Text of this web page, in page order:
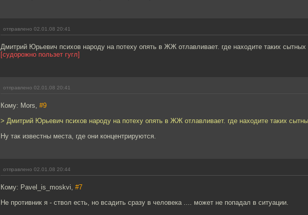
отправлено 02.01.08 20:41
Дмитрий Юрьевич психов народу на потеху опять в ЖЖ отлавливает. где находите таких сытных
[судорожно пользет гугл]
отправлено 02.01.08 20:41
Кому: Mors, #9
> Дмитрий Юрьевич психов народу на потеху опять в ЖЖ отлавливает. где находите таких
Ну так известны места, где они концентрируются.
отправлено 02.01.08 20:44
Кому: Pavel_is_moskvi, #7
Не противник я - ствол есть, но всадить сразу в человека .... может не попадал в ситуации.